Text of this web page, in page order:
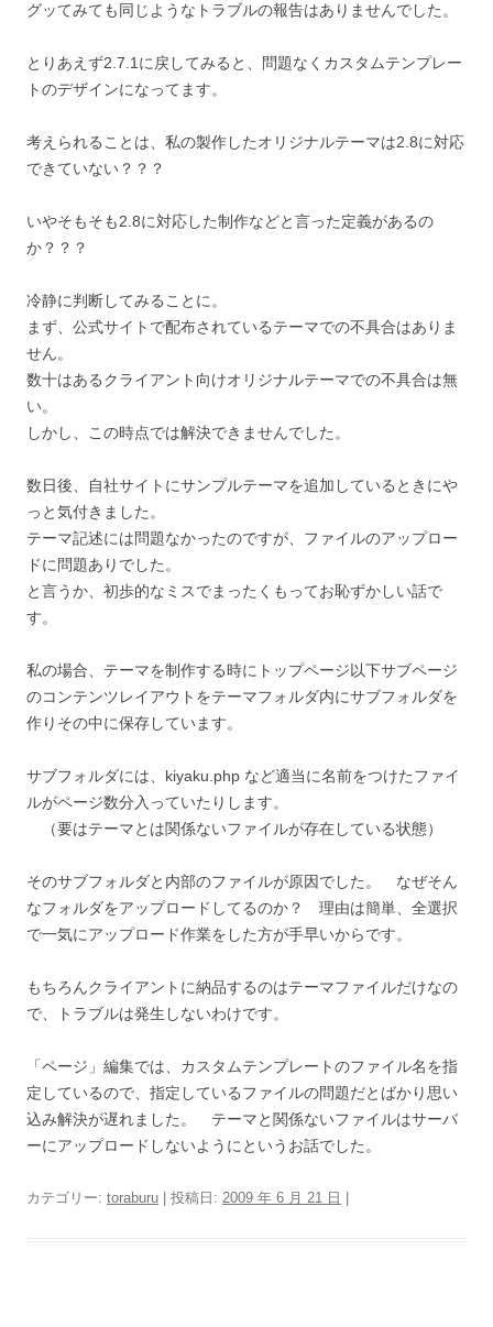
グッてみても同じようなトラブルの報告はありませんでした。
とりあえず2.7.1に戻してみると、問題なくカスタムテンプレー
トのデザインになってます。
考えられることは、私の製作したオリジナルテーマは2.8に対応
できていない？？？
いやそもそも2.8に対応した制作などと言った定義があるの
か？？？
冷静に判断してみることに。
まず、公式サイトで配布されているテーマでの不具合はありま
せん。
数十はあるクライアント向けオリジナルテーマでの不具合は無
い。
しかし、この時点では解決できませんでした。
数日後、自社サイトにサンプルテーマを追加しているときにや
っと気付きました。
テーマ記述には問題なかったのですが、ファイルのアップロー
ドに問題ありでした。
と言うか、初歩的なミスでまったくもってお恥ずかしい話で
す。
私の場合、テーマを制作する時にトップページ以下サブページ
のコンテンツレイアウトをテーマフォルダ内にサブフォルダを
作りその中に保存しています。
サブフォルダには、kiyaku.php など適当に名前をつけたファイ
ルがページ数分入っていたりします。
（要はテーマとは関係ないファイルが存在している状態）
そのサブフォルダと内部のファイルが原因でした。 なぜそん
なフォルダをアップロードしてるのか？ 理由は簡単、全選択
で一気にアップロード作業をした方が手早いからです。
もちろんクライアントに納品するのはテーマファイルだけなの
で、トラブルは発生しないわけです。
「ページ」編集では、カスタムテンプレートのファイル名を指
定しているので、指定しているファイルの問題だとばかり思い
込み解決が遅れました。 テーマと関係ないファイルはサーバ
ーにアップロードしないようにというお話でした。
カテゴリー: toraburu | 投稿日: 2009 年 6 月 21 日